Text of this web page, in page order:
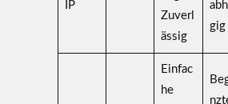
IP
Zuverl
ässig
gig
Einfac
he